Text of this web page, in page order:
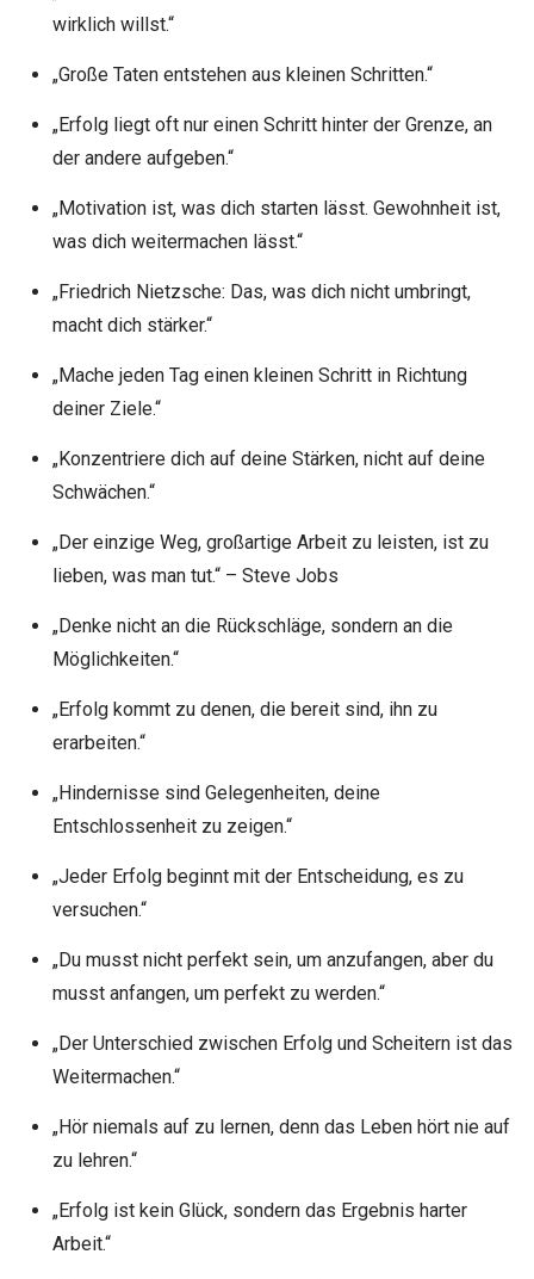
wirklich willst.“
„Große Taten entstehen aus kleinen Schritten.“
„Erfolg liegt oft nur einen Schritt hinter der Grenze, an
der andere aufgeben.“
„Motivation ist, was dich starten lässt. Gewohnheit ist,
was dich weitermachen lässt.“
„Friedrich Nietzsche: Das, was dich nicht umbringt,
macht dich stärker.“
„Mache jeden Tag einen kleinen Schritt in Richtung
deiner Ziele.“
„Konzentriere dich auf deine Stärken, nicht auf deine
Schwächen.“
„Der einzige Weg, großartige Arbeit zu leisten, ist zu
lieben, was man tut.“ – Steve Jobs
„Denke nicht an die Rückschläge, sondern an die
Möglichkeiten.“
„Erfolg kommt zu denen, die bereit sind, ihn zu
erarbeiten.“
„Hindernisse sind Gelegenheiten, deine
Entschlossenheit zu zeigen.“
„Jeder Erfolg beginnt mit der Entscheidung, es zu
versuchen.“
„Du musst nicht perfekt sein, um anzufangen, aber du
musst anfangen, um perfekt zu werden.“
„Der Unterschied zwischen Erfolg und Scheitern ist das
Weitermachen.“
„Hör niemals auf zu lernen, denn das Leben hört nie auf
zu lehren.“
„Erfolg ist kein Glück, sondern das Ergebnis harter
Arbeit.“